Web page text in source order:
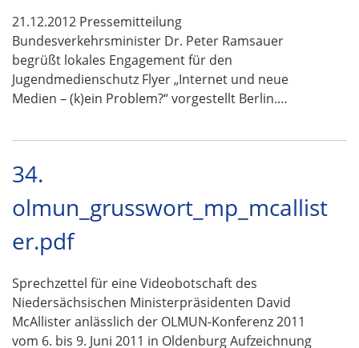
21.12.2012 Pressemitteilung
Bundesverkehrsminister Dr. Peter Ramsauer
begrüßt lokales Engagement für den
Jugendmedienschutz Flyer „Internet und neue
Medien – (k)ein Problem?“ vorgestellt Berlin.…
34.
olmun_grusswort_mp_mcallist
er.pdf
Sprechzettel für eine Videobotschaft des
Niedersächsischen Ministerpräsidenten David
McAllister anlässlich der OLMUN-Konferenz 2011
vom 6. bis 9. Juni 2011 in Oldenburg Aufzeichnung